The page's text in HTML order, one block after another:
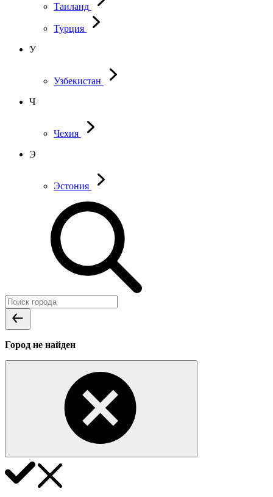
Таиланд
Турция
У
Узбекистан
Ч
Чехия
Э
Эстония
Город не найден